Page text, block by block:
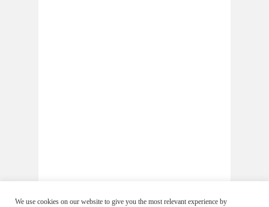
We use cookies on our website to give you the most relevant experience by